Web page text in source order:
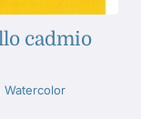
cadmio
Watercolor